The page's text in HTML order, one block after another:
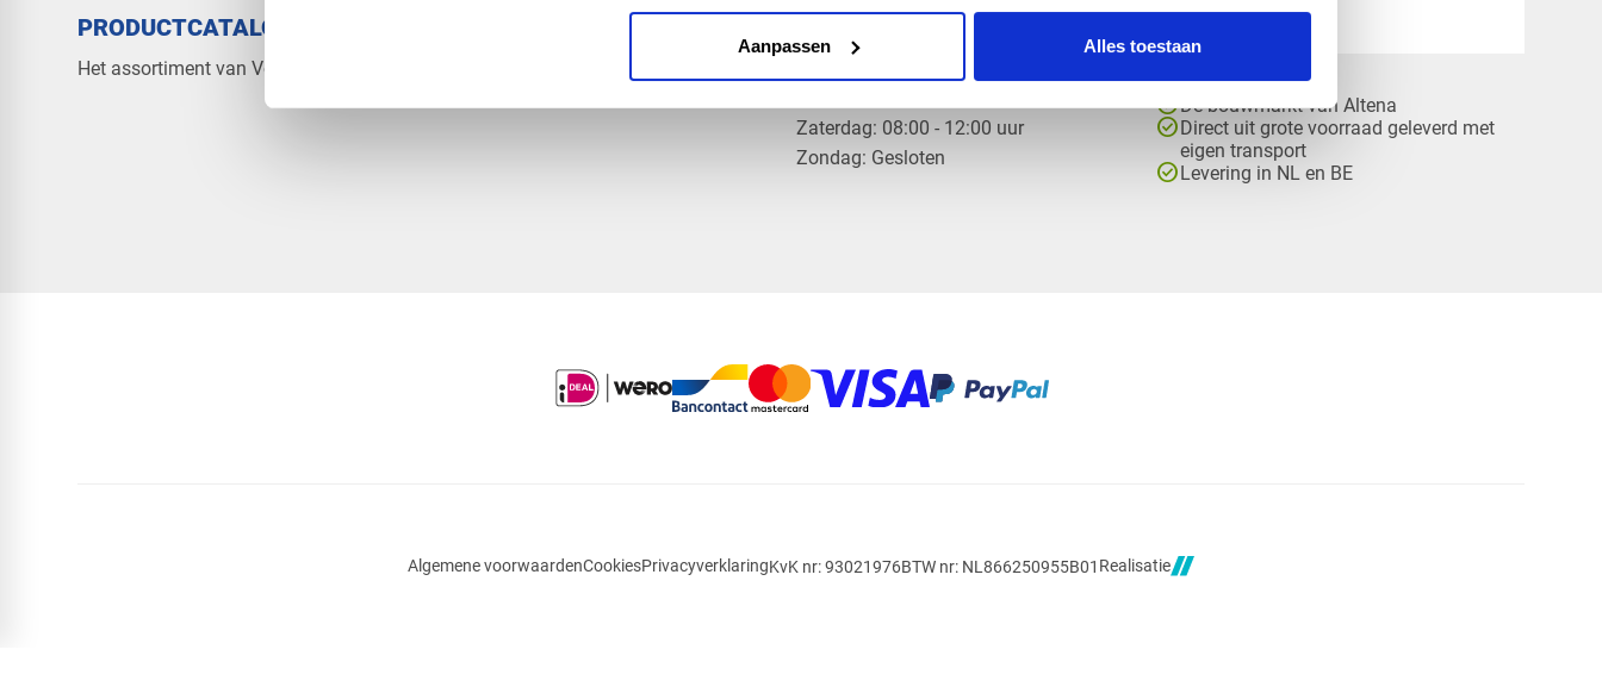
Aanpassen Alles toestaan
PRODUCTCATALOGUS 2026
Het assortiment van Vos Products
​Zaterdag: 08:00 - 12:00 uur
​Zondag: Gesloten
check_circleDé bouwmarkt van Altena
check_circle Direct uit grote voorraad geleverd met
eigen transport
check_circle Levering in NL en BE
Algemene voorwaardenCookiesPrivacyverklaringKvK nr: 93021976BTW nr: NL866250955B01 Realisatie